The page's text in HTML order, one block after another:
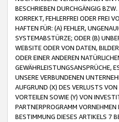
BESCHRIEBEN DURCHGÄNGIG
KORREKT, FEHLERFREI ODER FREI
HAFTEN FÜR: (A) FEHLER,
SYSTEMABSTÜRZE; ODER (B)
WEBSITE ODER VON DATEN,
ODER EINER ANDEREN
GEWÄHRLEISTUNGSANSPRÜCHE,
UNSERE VERBUNDENEN
AUFGRUND (X) DES VERLUSTS
VORTEILEN SOWIE (Y) VON
PARTNERPROGRAMM
BESTIMMUNG DIESES ARTIKELS 7